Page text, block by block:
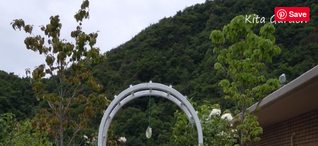
Save